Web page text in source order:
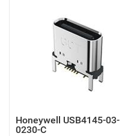
Honeywell USB4145-03-
0230-C